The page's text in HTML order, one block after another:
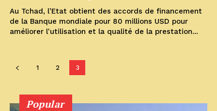
Au Tchad, l’Etat obtient des accords de financement
de la Banque mondiale pour 80 millions USD pour
améliorer l'utilisation et la qualité de la prestation...
1 2 3
Popular